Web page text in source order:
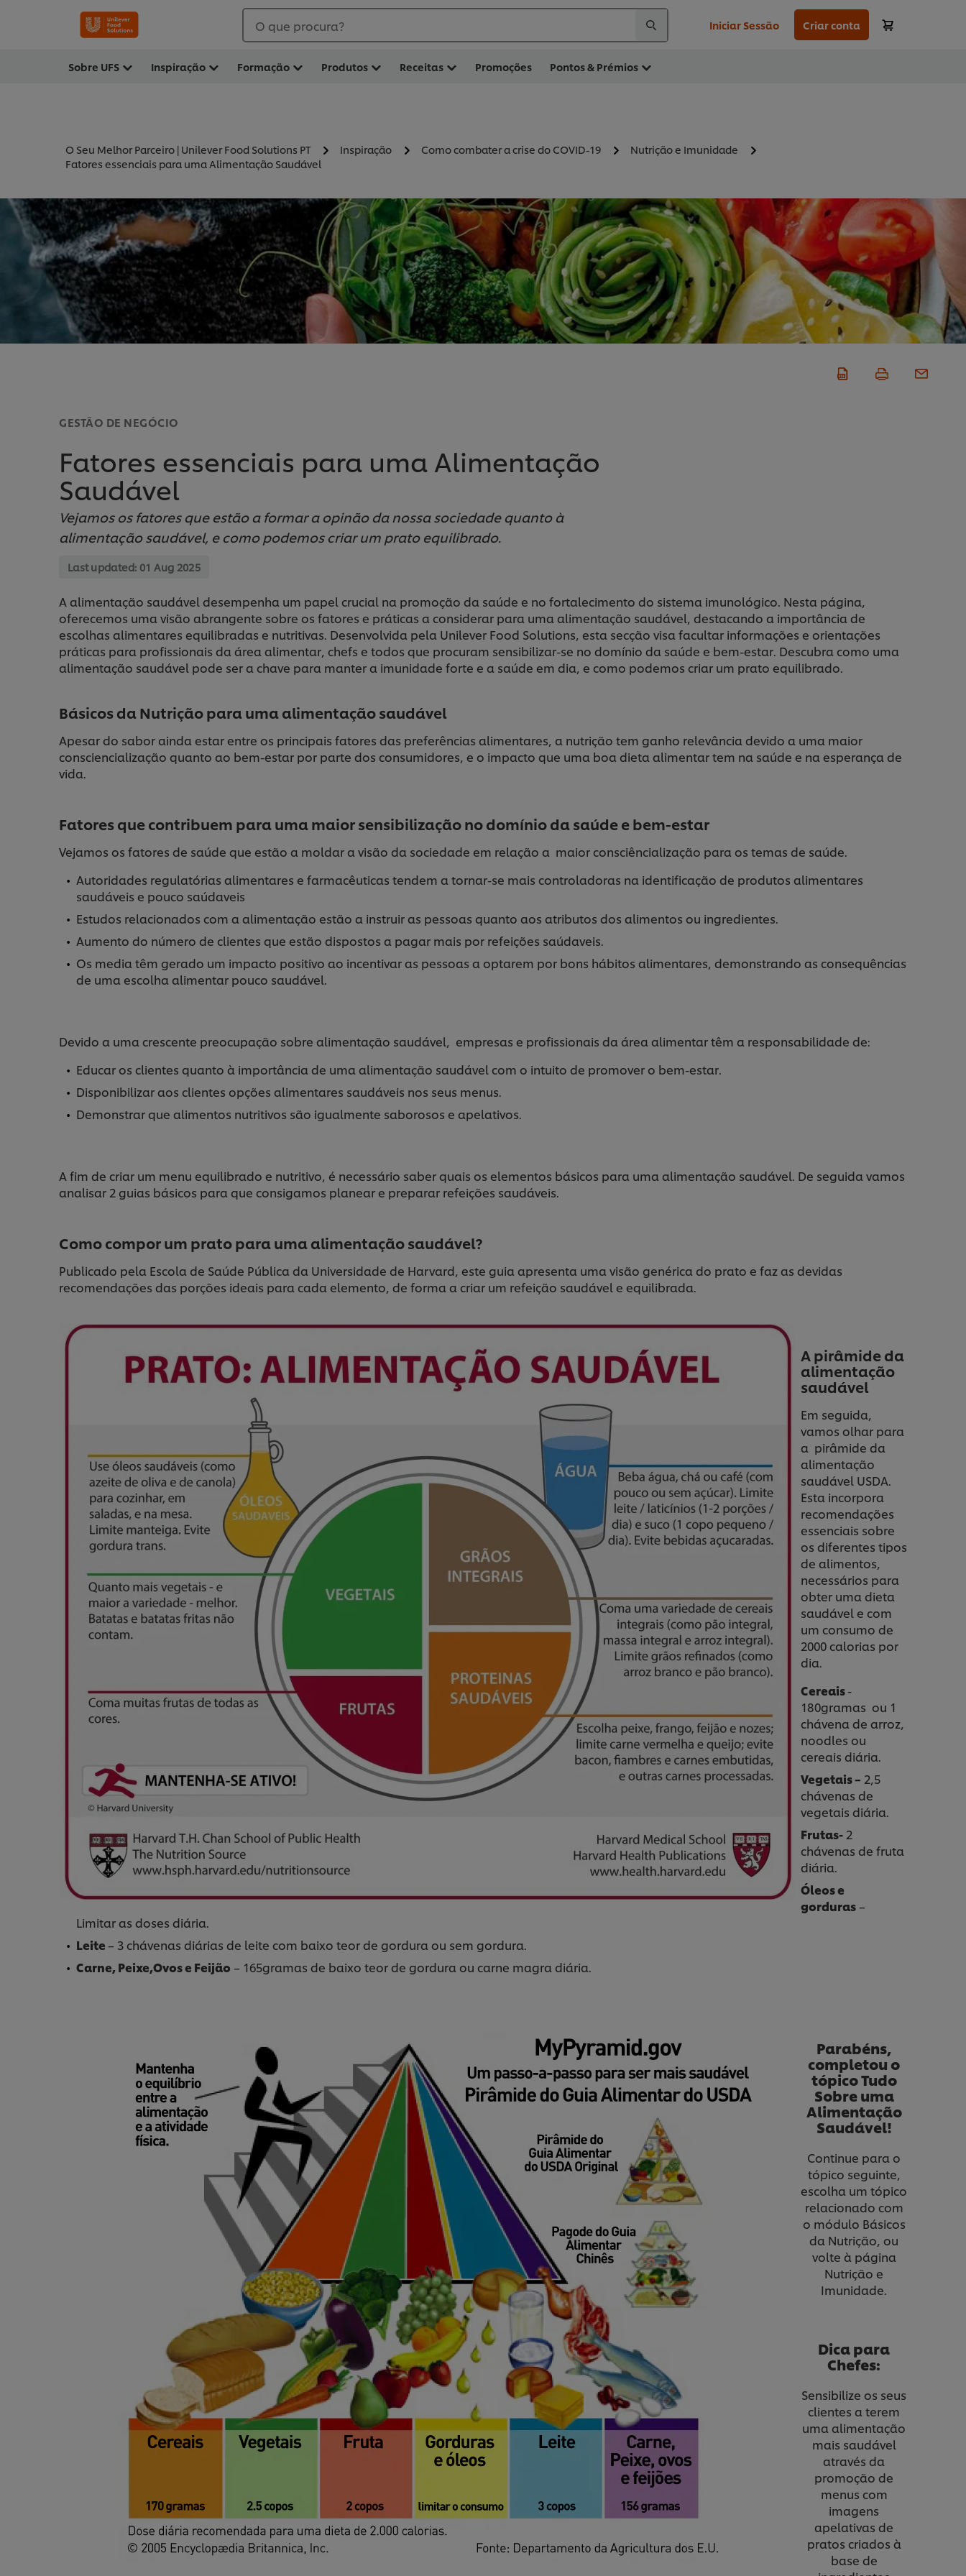
O que procura? Iniciar Sessão Criar conta
Sobre UFS Inspiração Formação Produtos Receitas Promoções Pontos & Prémios
O Seu Melhor Parceiro | Unilever Food Solutions PT Inspiração Como combater a crise do COVID-19
Nutrição e Imunidade
Fatores essenciais para uma Alimentação Saudável
GESTÃO DE NEGÓCIO
Fatores essenciais para uma Alimentação
Saudável
Vejamos os fatores que estão a formar a opinão da nossa sociedade quanto à
alimentação saudável, e como podemos criar um prato equilibrado.
Last updated: 01 Aug 2025
A alimentação saudável desempenha um papel crucial na promoção da saúde e no fortalecimento do sistema imunológico. Nesta página,
oferecemos uma visão abrangente sobre os fatores e práticas a considerar para uma alimentação saudável, destacando a importância de
escolhas alimentares equilibradas e nutritivas. Desenvolvida pela Unilever Food Solutions, esta secção visa facultar informações e orientações
práticas para profissionais da área alimentar, chefs e todos que procuram sensibilizar-se no domínio da saúde e bem-estar. Descubra como uma
alimentação saudável pode ser a chave para manter a imunidade forte e a saúde em dia, e como podemos criar um prato equilibrado.
Básicos da Nutrição para uma alimentação saudável
Apesar do sabor ainda estar entre os principais fatores das preferências alimentares, a nutrição tem ganho relevância devido a uma maior
consciencialização quanto ao bem-estar por parte dos consumidores, e o impacto que uma boa dieta alimentar tem na saúde e na esperança de
vida.
Fatores que contribuem para uma maior sensibilização no domínio da saúde e bem-estar
Vejamos os fatores de saúde que estão a moldar a visão da sociedade em relação a maior consciêncialização para os temas de saúde.
Autoridades regulatórias alimentares e farmacêuticas tendem a tornar-se mais controladoras na identificação de produtos alimentares
saudáveis e pouco saúdaveis
Estudos relacionados com a alimentação estão a instruir as pessoas quanto aos atributos dos alimentos ou ingredientes.
Aumento do número de clientes que estão dispostos a pagar mais por refeições saúdaveis.
Os media têm gerado um impacto positivo ao incentivar as pessoas a optarem por bons hábitos alimentares, demonstrando as consequências
de uma escolha alimentar pouco saudável.
Devido a uma crescente preocupação sobre alimentação saudável, empresas e profissionais da área alimentar têm a responsabilidade de:
Educar os clientes quanto à importância de uma alimentação saudável com o intuito de promover o bem-estar.
Disponibilizar aos clientes opções alimentares saudáveis nos seus menus.
Demonstrar que alimentos nutritivos são igualmente saborosos e apelativos.
A fim de criar um menu equilibrado e nutritivo, é necessário saber quais os elementos básicos para uma alimentação saudável. De seguida vamos
analisar 2 guias básicos para que consigamos planear e preparar refeições saudáveis.
Como compor um prato para uma alimentação saudável?
Publicado pela Escola de Saúde Pública da Universidade de Harvard, este guia apresenta uma visão genérica do prato e faz as devidas
recomendações das porções ideais para cada elemento, de forma a criar um refeição saudável e equilibrada.
A pirâmide da
alimentação
saudável
Em seguida,
vamos olhar para
a pirâmide da
alimentação
saudável USDA.
Esta incorpora
recomendações
essenciais sobre
os diferentes tipos
de alimentos,
necessários para
obter uma dieta
saudável e com
um consumo de
2000 calorias por
dia.
Cereais-
180gramas ou 1
chávena de arroz,
noodles ou
cereais diária.
Vegetais – 2,5
chávenas de
vegetais diária.
Frutas- 2
chávenas de fruta
diária.
Óleos e
gorduras–
Limitar as doses diária.
Leite– 3 chávenas diárias de leite com baixo teor de gordura ou sem gordura.
Carne, Peixe,Ovos e Feijão – 165gramas de baixo teor de gordura ou carne magra diária.
Parabéns,
completou o
tópico Tudo
Sobre uma
Alimentação
Saudável!
Continue para o
tópico seguinte,
escolha um tópico
relacionado com
o módulo Básicos
da Nutrição, ou
volte à página
Nutrição e
Imunidade.
Dica para
Chefes:
Sensibilize os seus
clientes a terem
uma alimentação
mais saudável
através da
promoção de
menus com
imagens
apelativas de
pratos criados à
base de